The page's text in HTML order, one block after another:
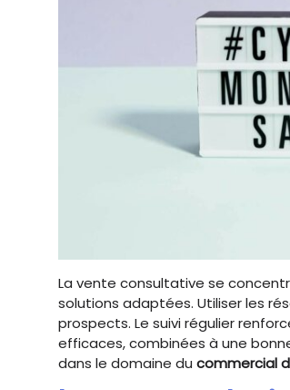
La vente consultative se
solutions adaptées. Utiliser les
prospects. Le suivi régulier
efficaces, combinées à une
dans le domaine ducommercial